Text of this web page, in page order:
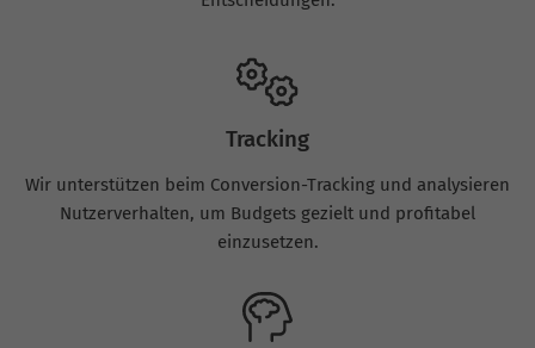
Tracking
Wir unterstützen beim Conversion-Tracking und analysieren
Nutzerverhalten, um Budgets gezielt und profitabel
einzusetzen.